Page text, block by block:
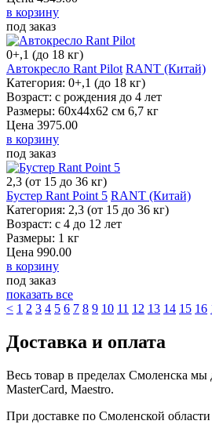
в корзину
под заказ
0+,1 (до 18 кг)
Автокресло Rant Pilot RANT (Китай)
Категория: 0+,1 (до 18 кг)
Возраст: с рождения до 4 лет
Размеры: 60x44x62 см 6,7 кг
Цена 3975.00
в корзину
под заказ
2,3 (от 15 до 36 кг)
Бустер Rant Point 5 RANT (Китай)
Категория: 2,3 (от 15 до 36 кг)
Возраст: с 4 до 12 лет
Размеры: 1 кг
Цена 990.00
в корзину
под заказ
показать все
< 1 2 3 4 5 6 7 8 9 10 11 12 13 14 15 16
Доставка и оплата
Весь товар в пределах Смоленска мы
MasterCard, Maestro.
При доставке по Смоленской области